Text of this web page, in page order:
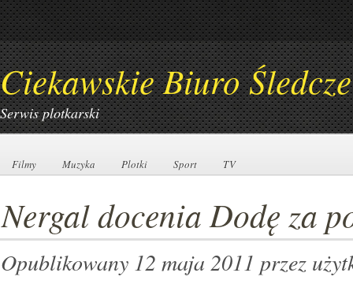
Ciekawskie Biuro Śledcze
Serwis plotkarski
Filmy
Filmy Muzyka
Muzyka Plotki
Plotki Sport
Sport TV
TV
Nergal docenia Dodę za
Opublikowany 12 maja 2011 przez